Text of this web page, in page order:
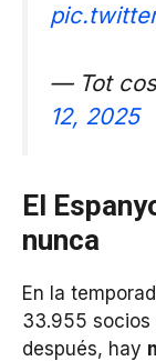
— Tot
12, 2025
El
nunca
En la
33.955 socios
después, hay